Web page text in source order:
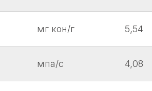
мг кон/г 5,54
мпа/с 4,08